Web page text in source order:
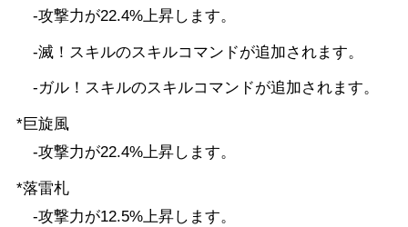
-攻撃力が22.4%上昇します。
-滅！スキルのスキルコマンドが追加されます。
-ガル！スキルのスキルコマンドが追加されます。
*巨旋風
-攻撃力が22.4%上昇します。
*落雷札
-攻撃力が12.5%上昇します。